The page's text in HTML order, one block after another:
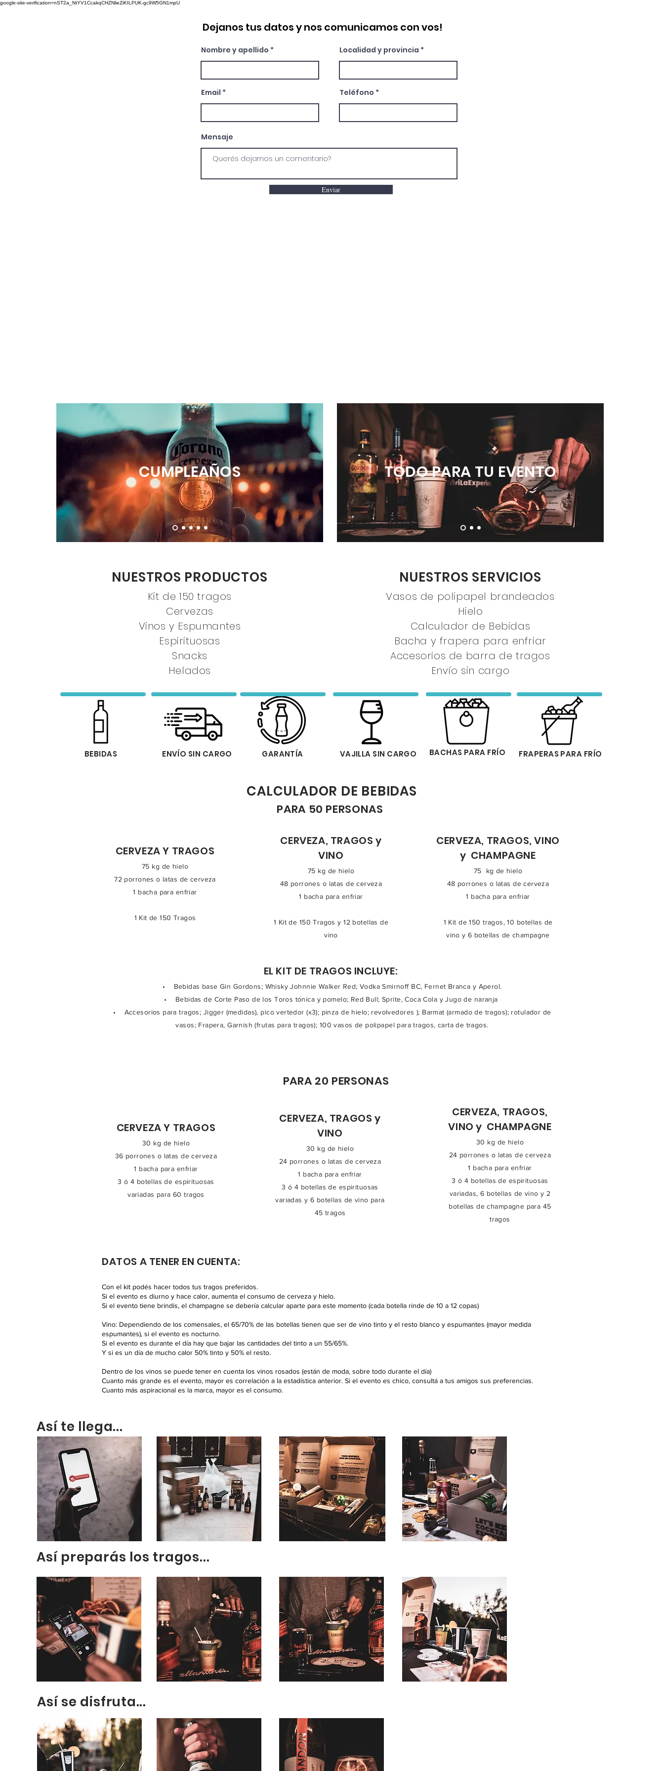
google-site-verification=nST2a_NtYV1CcakqCHZNlieZiKILPUK-gc9W5GN1mpU
Dejanos tus datos y nos comunicamos con vos!
Nombre y apellido
Email
Localidad y provincia
Teléfono
Mensaje
Enviar
CUMPLEAÑOS TODO PARA TU EVENTO
NUESTROS PRODUCTOS
Kit de 150 tragos
Cervezas
Vinos y Espumantes
Espirituosas
Snacks
Helados
NUESTROS SERVICIOS
Vasos de polipapel brandeados
Hielo
Calculador de Bebidas
Bacha y frapera para enfriar
Accesorios de barra de tragos
Envío sin cargo
BEBIDAS ENVÍO SIN CARGO GARANTÍA VAJILLA SIN CARGO BACHAS PARA FRÍO FRAPERAS PARA FRÍO
PARA 50 PERSONAS
CERVEZA Y TRAGOS
75 kg de hielo
72 porrones o latas de cerveza
1 bacha para enfriar
1 Kit de 150 Tragos
CERVEZA, TRAGOS y
VINO
75 kg de hielo
48 porrones o latas de cerveza
1 bacha para enfriar
1 Kit de 150 Tragos y 12 botellas de
vino
CERVEZA, TRAGOS, VINO
y CHAMPAGNE
75 kg de hielo
48 porrones o latas de cerveza
1 bacha para enfriar
1 Kit de 150 tragos, 10 botellas de
vino y 6 botellas de champagne
EL KIT DE TRAGOS INCLUYE:
• Bebidas base Gin Gordons; Whisky Johnnie Walker Red; Vodka Smirnoff BC, Fernet Branca y Aperol.
• Bebidas de Corte Paso de los Toros tónica y pomelo; Red Bull; Sprite, Coca Cola y Jugo de naranja
• Accesorios para tragos; Jigger (medidas), pico vertedor (x3); pinza de hielo; revolvedores ); Barmat (armado de tragos); rotulador de
vasos; Frapera, Garnish (frutas para tragos); 100 vasos de polipapel para tragos, carta de tragos.
CALCULADOR DE BEBIDAS
PARA 20 PERSONAS
CERVEZA Y TRAGOS
30 kg de hielo
36 porrones o latas de cerveza
1 bacha para enfriar
3 ó 4 botellas de espirituosas
variadas para 60 tragos
CERVEZA, TRAGOS y
VINO
30 kg de hielo
24 porrones o latas de cerveza
1 bacha para enfriar
3 ó 4 botellas de espirituosas
variadas y 6 botellas de vino para
45 tragos
CERVEZA, TRAGOS,
VINO y CHAMPAGNE
30 kg de hielo
24 porrones o latas de cerveza
1 bacha para enfriar
3 ó 4 botellas de espirituosas
variadas, 6 botellas de vino y 2
botellas de champagne para 45
tragos
DATOS A TENER EN CUENTA:
Con el kit podés hacer todos tus tragos preferidos.
Si el evento es diurno y hace calor, aumenta el consumo de cerveza y hielo.
Si el evento tiene brindis, el champagne se debería calcular aparte para este momento (cada botella rinde de 10 a 12 copas)
Vino: Dependiendo de los comensales, el 65/70% de las botellas tienen que ser de vino tinto y el resto blanco y espumantes (mayor medida
espumantes), si el evento es nocturno.
Si el evento es durante el día hay que bajar las cantidades del tinto a un 55/65%.
Y si es un día de mucho calor 50% tinto y 50% el resto.
Dentro de los vinos se puede tener en cuenta los vinos rosados (están de moda, sobre todo durante el día)
Cuanto más grande es el evento, mayor es correlación a la estadística anterior. Si el evento es chico, consultá a tus amigos sus preferencias.
Cuanto más aspiracional es la marca, mayor es el consumo.
Así te llega...
Así preparás los tragos...
Así se disfruta...